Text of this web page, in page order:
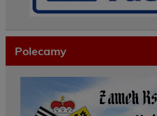
Polecamy